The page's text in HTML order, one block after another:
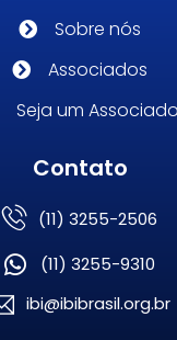
Sobre nós
Associados
Seja um Associado
Contato
(11) 3255-2506
(11) 3255-9310
ibi@ibibrasil.org.br